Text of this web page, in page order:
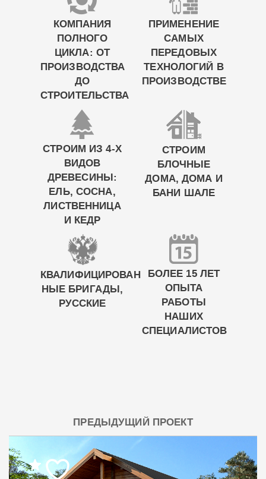
КОМПАНИЯ
ПОЛНОГО
ЦИКЛА: ОТ
ПРОИЗВОДСТВА
ДО
СТРОИТЕЛЬСТВА
ПРИМЕНЕНИЕ
САМЫХ
ПЕРЕДОВЫХ
ТЕХНОЛОГИЙ В
ПРОИЗВОДСТВЕ
СТРОИМ ИЗ 4-Х
ВИДОВ
ДРЕВЕСИНЫ:
ЕЛЬ, СОСНА,
ЛИСТВЕННИЦА
И КЕДР
СТРОИМ
БЛОЧНЫЕ
ДОМА, ДОМА И
БАНИ ШАЛЕ
КВАЛИФИЦИРОВАН
НЫЕ БРИГАДЫ,
РУССКИЕ
БОЛЕЕ 15 ЛЕТ
ОПЫТА
РАБОТЫ
НАШИХ
СПЕЦИАЛИСТОВ
ПРЕДЫДУЩИЙ ПРОЕКТ